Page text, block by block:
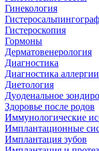
Гинекология
Гистероскопия
Гормоны
Дерматовенерология
Диагностика
Диагностика аллергии
Диетология
Дуоденальное
Здоровье после родов
Иммунологические
Имплантационные
Имплантация зубов